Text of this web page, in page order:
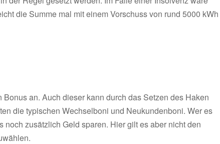
die Summe mal mit einem Vorschuss von rund 5000 kWh
an. Auch dieser kann durch das Setzen des Haken
die typischen Wechselboni und Neukundenboni. Wer es
noch zusätzlich Geld sparen. Hier gilt es aber nicht den